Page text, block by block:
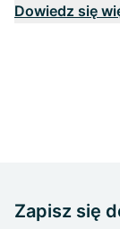
Dowiedz się
Zapisz się